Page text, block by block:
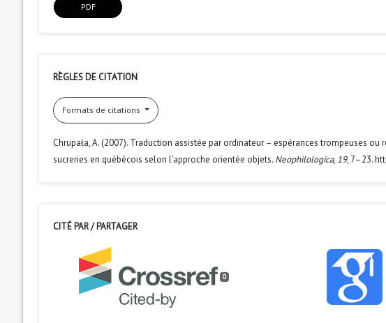
PDF
RÈGLES DE CITATION
Formats de citations
Chrupała, A. (2007). Traduction assistée par ordinateur – espérances trompeuses
sucreries en québécois selon l’approche orientée objets. Neophilologica, 19, 7–23.
CITÉ PAR / PARTAGER
0